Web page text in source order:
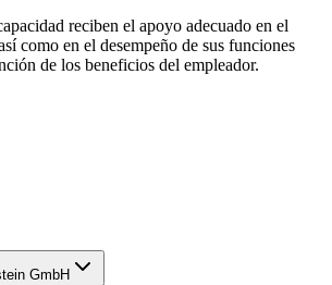
reciben el apoyo adecuado en el
como en el desempeño de sus funciones
de los beneficios del empleador.
GmbH